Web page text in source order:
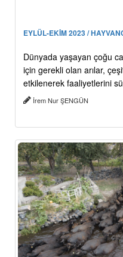
EYLÜL-EKİM 2023 /
Dünyada yaşayan çoğu
için gerekli olan arılar,
etkilenerek faaliyetlerini
İrem Nur ŞENGÜN